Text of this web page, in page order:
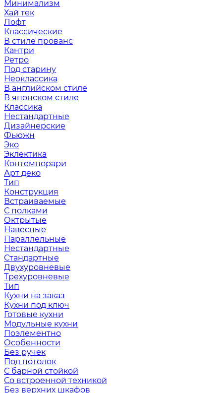
Минимализм
Хай тек
Лофт
Классические
В стиле прованс
Кантри
Ретро
Под старину
Неоклассика
В английском стиле
В японском стиле
Классика
Нестандартные
Дизайнерские
Фьюжн
Эко
Эклектика
Контемпорари
Арт деко
Тип
Конструкция
Встраиваемые
С полками
Октрытые
Навесные
Параллельные
Нестандартные
Стандартные
Двухуровневые
Трехуровневые
Тип
Кухни на заказ
Кухни под ключ
Готовые кухни
Модульные кухни
Поэлементно
Особенности
Без ручек
Под потолок
С барной стойкой
Со встроенной техникой
Без верхних шкафов